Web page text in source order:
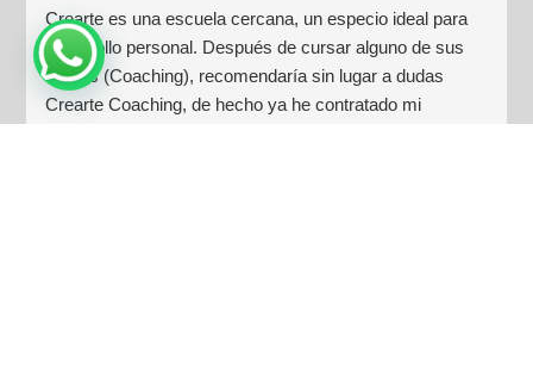
Crearte es una escuela cercana, un especio ideal para
desarrollo personal. Después de cursar alguno de sus
cursos (Coaching), recomendaría sin lugar a dudas
Crearte Coaching, de hecho ya he contratado mi